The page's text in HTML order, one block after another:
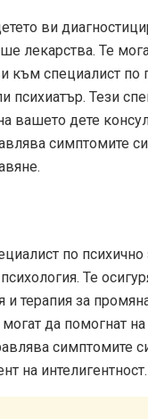
ви
лекарства. Те
към специалист по
психиатър. Тези
вашето дете
симптомите
по
Те
и терапия за
да помогнат
симптомите
на интелигентност.